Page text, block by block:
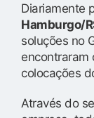
Diariamente
Hamburgo/
soluções no
encontraram
colocações
Através do